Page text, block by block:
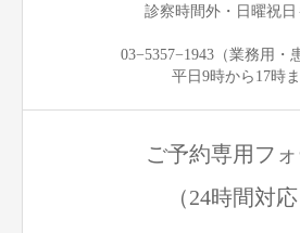
診察時間外・日曜祝
03−5357−1943（業務用・
平日9時から17時
ご予約専用フ
（24時間対応